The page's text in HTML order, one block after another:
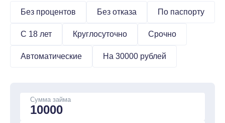
Без процентов Без отказа По паспорту
С 18 лет Круглосуточно Срочно
Автоматические На 30000 рублей
Сумма займа